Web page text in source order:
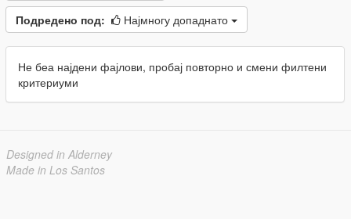
Подредено под: Најмногу допаднато
Не беа најдени фајлови, пробај повторно и смени филтени
критериуми
Designed in Alderney
Made in Los Santos